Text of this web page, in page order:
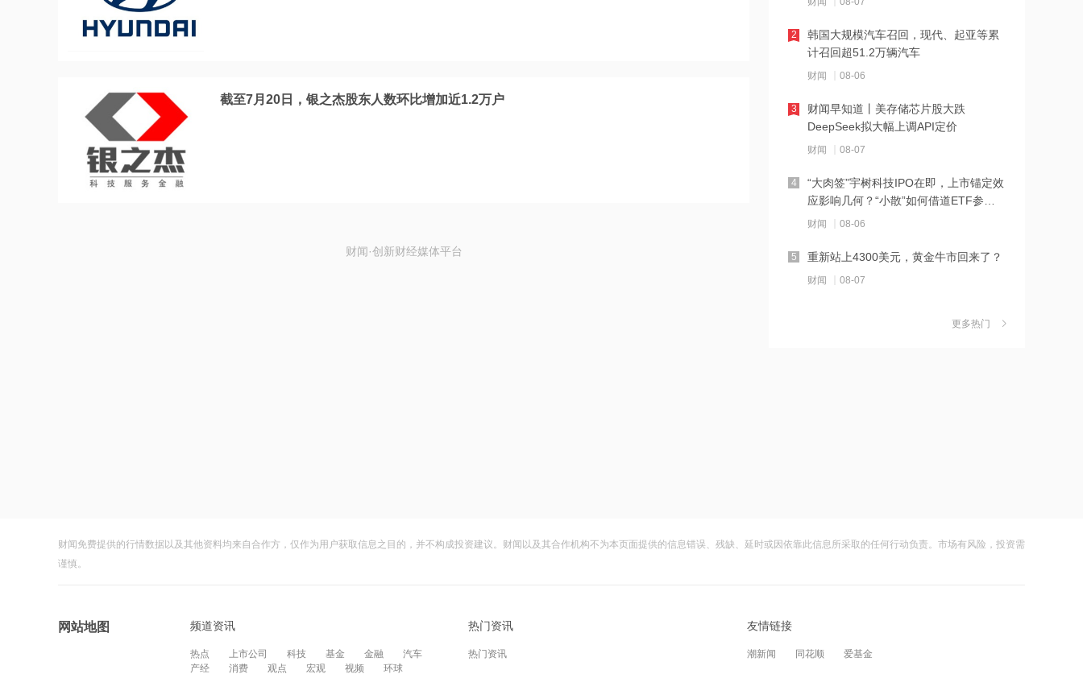
截至7月20日，银之杰股东人数环比增加近1.2万户
财闻·创新财经媒体平台
北京购房政策调整！非京籍家庭购房社
保个税缴纳年限下调为一年
10:33
宇树科技王兴兴：人形机器人距离工业
场景规模化部署仍需时间
10:32
河南1~7月房地产企业销售业绩TOP20
出炉
10:31
多家银行力推“打新”理财产品 低门槛轻
松参与新股投资
10:27
OpenAI、甲骨文背后的“卖水人”曝光！
金迎时差红利，散户福音还是量化镰刀
09:41
韩国大规模汽车召回，现代、起亚等累
计召回超51.2万辆汽车
财闻 08-06
2
财闻早知道丨美存储芯片股大跌
DeepSeek拟大幅上调API定价
财闻 08-07
3
“大肉签”宇树科技IPO在即，上市锚定效
应影响几何？“小散”如何借道ETF参
与？
财闻 08-06
4
重新站上4300美元，黄金牛市回来了？
财闻 08-07
5
四成？公司回应：设备还在安装中，谈
更多热门
财闻免费提供的行情数据以及其他资料均来自合作方，仅作为用户获取信息之目的，并不构成投资建议。财闻以及其合作机构不为本页面提供的信息错误、残缺、延时或因依靠此信息所采取的任何行动负责。市场有风险，投资需
谨慎。
网站地图 频道资讯
热点 上市公司 科技 基金 金融
汽车
产经
消费 观点 宏观 视频 环球
热门资讯
热门资讯
友情链接
潮新闻 同花顺 爱基金